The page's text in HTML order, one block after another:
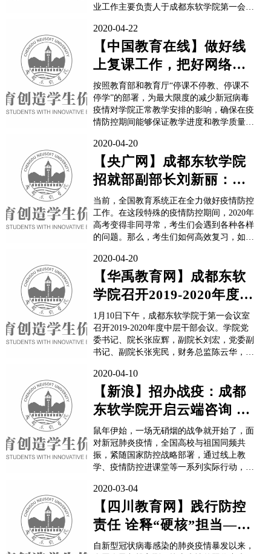
业工作主要负责人于成都东软学院第一会议
取钉钉视频会的方式同步参与会议。受经济
下行压力和新冠肺炎疫情的叠加影响，今年
企业用工受到抑制，市场人才需求明显下
降，高校毕业生就业...
2020-04-22
【中国教育在线】做好线
上复课工作，把好网络教
育大关——成都东软学院
线上教学工...
按照教育部和教育厅“停课不停教、停课不
停学”的部署，为最大限度的减少新冠病毒
疫情对学院正常教学安排的影响，确保在疫
情防控期间能够保证教学进度和教学质量，
学思路，发挥IT学院特色，稳步开展春季学
期的线上教学工作。一、提前谋划 统一部
署为做好“坚决打赢疫情防控阻击战、平安
校园保卫战”的高校...
2020-04-20
【央广网】成都东软学院
招就部副部长刘新丽：认
清形势 稳定心态 劳逸结合
当前，全国教育系统正在全力做好疫情防控
工作。在这段特殊的疫情防控期间，2020年
高考变得非同寻常，考生们会遇到各种各样
的问题。那么，考生们如何高效复习，如何
解最新招考政策变得尤为重要。为此，央广
网特别推出“招办说高考”特别栏目，邀请全
国各高校招生负责人，为考生和家长答疑解
惑，解读最新招考政策，帮助...
2020-04-20
【华禹教育网】成都东软
学院召开2019-2020年度中
层干部会议
1月10日下午，成都东软学院于第一会议室
召开2019-2020年度中层干部会议。学院党
委书记、院长张应辉，副院长刘宏，党委副
书记、副院长张宪民，财务总监陈云华，副
部参加了会议。会议首先由学院教学系部领
导发言。他们分别就系部学生教育、教学转
化成效、教师培养模式、专业建设成果、工
作考核和教...
2020-04-10
【新浪】招办战疫：成都
东软学院开启云端咨询 与
考生共抗疫情
鼠年伊始，一场无硝烟的战争就开始了，面
对新冠肺炎疫情，全国高校与祖国同频共
振，紧随国家防控战略部署，通过线上教
学、疫情防控进课堂等一系列实际行动，坚
2020年高招，各大高校招办将做了哪些工作
来应对？新浪高考频道特别策划[抗疫情 大
学招办在行动]采访报道，聚焦疫情下全国
高校招生准备。成都东软学院是经国家教育
部批准设立，...
2020-03-04
【四川教育网】践行防控
责任 诠释“硬核”担当——
成都东软学院新冠肺炎疫
自新型冠状病毒感染的肺炎疫情暴发以来，